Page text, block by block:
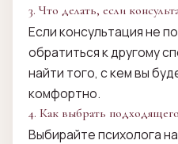
3. Что делать, если
Если консультация не
обратиться к другому
найти того, с кем вы
комфортно.
4. Как выбрать
Выбирайте психолога